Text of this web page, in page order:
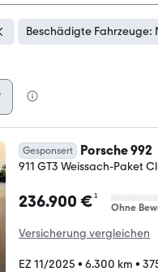
Beschädigte Fahrzeuge:
Gesponsert Porsche 992
911 GT3 Weissach-Paket
236.900 €¹
Ohne
Versicherung vergleichen
EZ 11/2025 • 6.300 km •